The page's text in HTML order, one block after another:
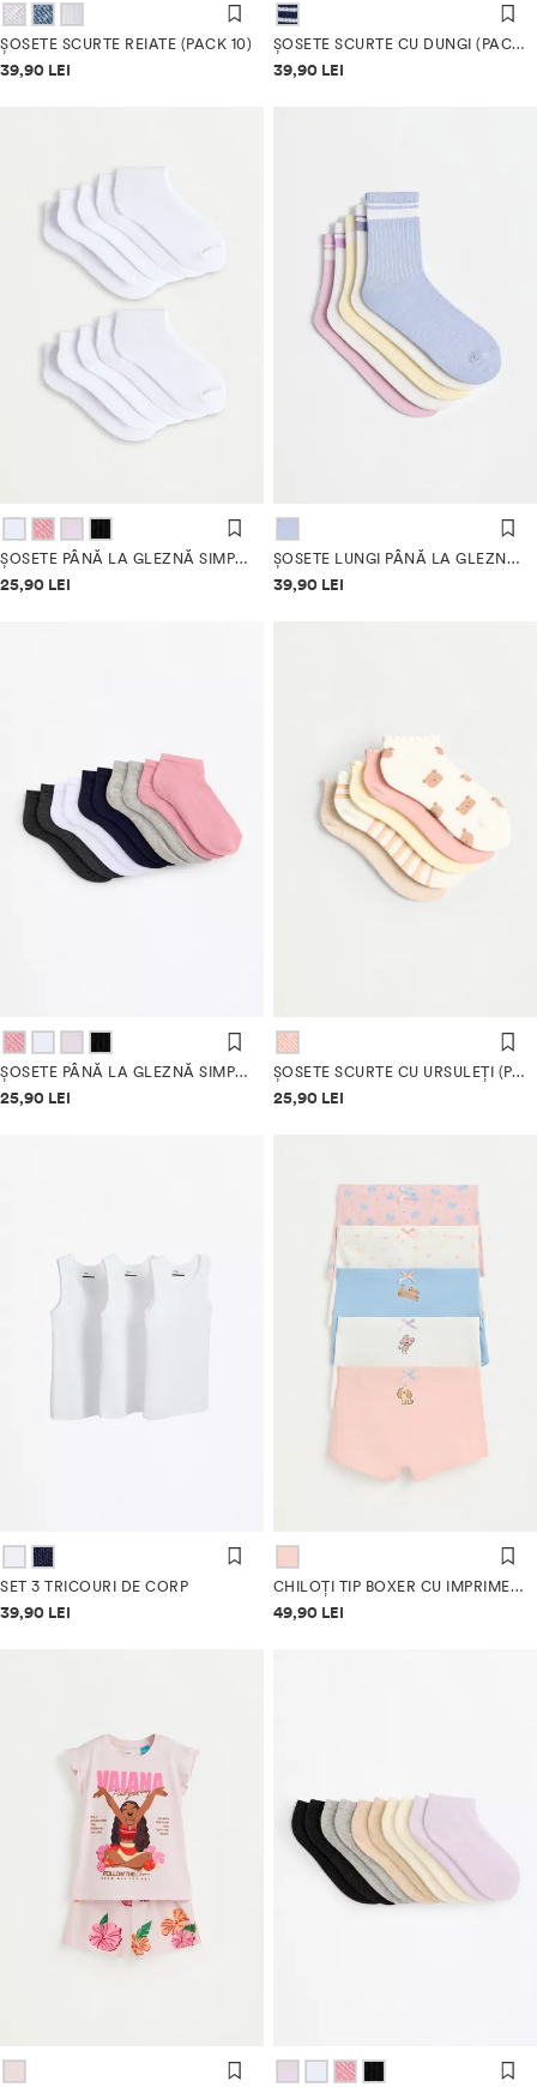
ȘOSETE SCURTE REIATE (PACK 10)
Informații despre prețuri
39,90 LEI
ȘOSETE SCURTE CU DUNGI (PACK 7)
Informații despre prețuri
39,90 LEI
ȘOSETE PÂNĂ LA GLEZNĂ SIMPLE (PACK 10)
Informații despre prețuri
25,90 LEI
ȘOSETE LUNGI PÂNĂ LA GLEZNĂ CU DUNGI (PACK 5)
Informații despre prețuri
39,90 LEI
ȘOSETE PÂNĂ LA GLEZNĂ SIMPLE (PACK 10)
Informații despre prețuri
25,90 LEI
ȘOSETE SCURTE CU URSULEȚI (PACK 5)
Informații despre prețuri
25,90 LEI
SET 3 TRICOURI DE CORP
Informații despre prețuri
39,90 LEI
CHILOȚI TIP BOXER CU IMPRIMEU (PACK 5)
Informații despre prețuri
49,90 LEI